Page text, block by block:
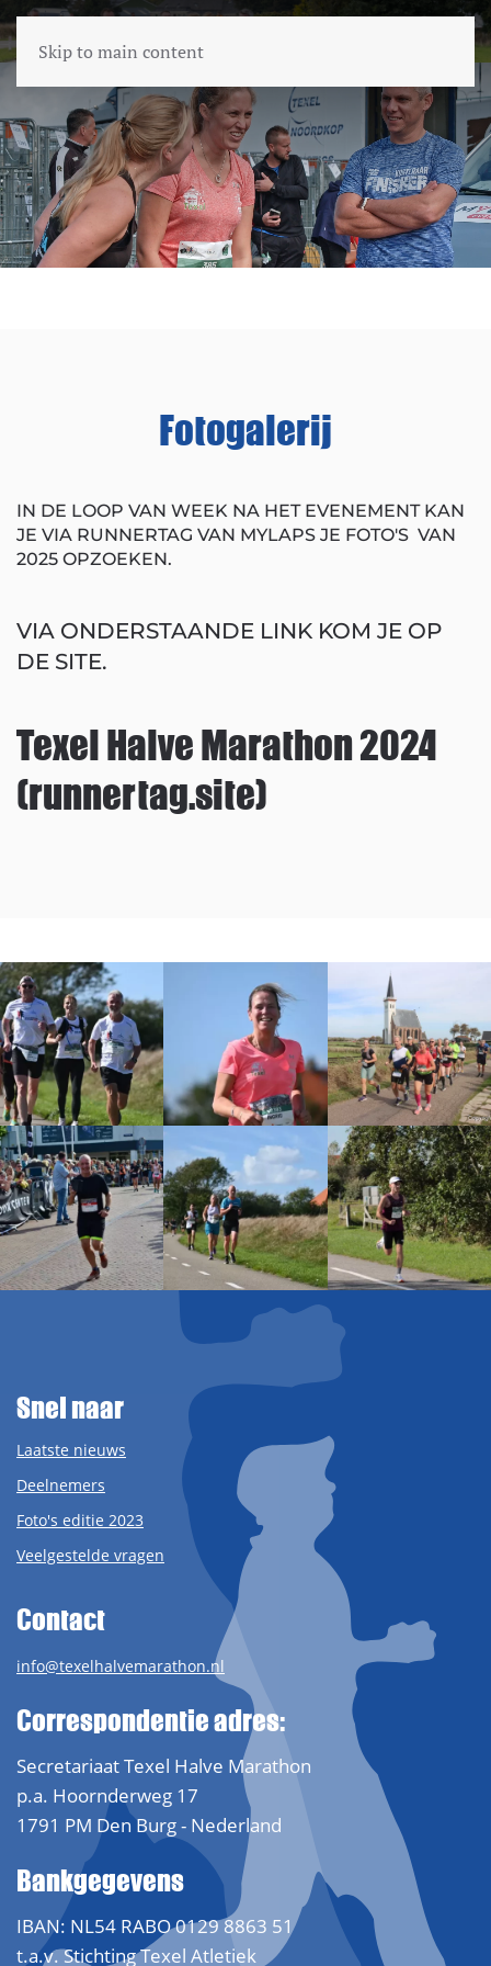
Skip to main content
Fotogalerij
IN DE LOOP VAN WEEK NA HET EVENEMENT KAN
JE VIA RUNNERTAG VAN MYLAPS JE FOTO'S VAN
2025 OPZOEKEN.
VIA ONDERSTAANDE LINK KOM JE OP
DE SITE.
Texel Halve Marathon 2024
(runnertag.site)
Snel naar
Laatste nieuws
Deelnemers
Foto's editie 2023
Veelgestelde vragen
Contact
info@texelhalvemarathon.nl
Correspondentie adres:
Secretariaat Texel Halve Marathon
p.a. Hoornderweg 17
1791 PM Den Burg - Nederland
Bankgegevens
IBAN: NL54 RABO 0129 8863 51
t.a.v. Stichting Texel Atletiek